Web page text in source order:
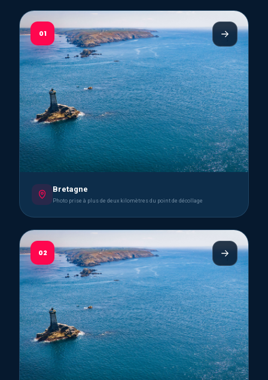
01
Bretagne
Photo prise à plus de deux kilomètres du point de décollage
02